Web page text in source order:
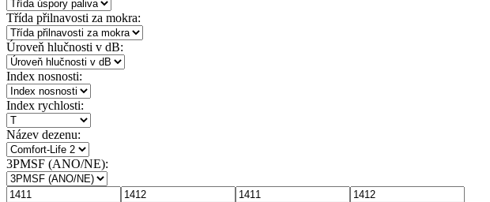
Třída přilnavosti za mokra:
Úroveň hlučnosti v dB:
Index nosnosti:
Index rychlosti:
Název dezenu:
3PMSF (ANO/NE):